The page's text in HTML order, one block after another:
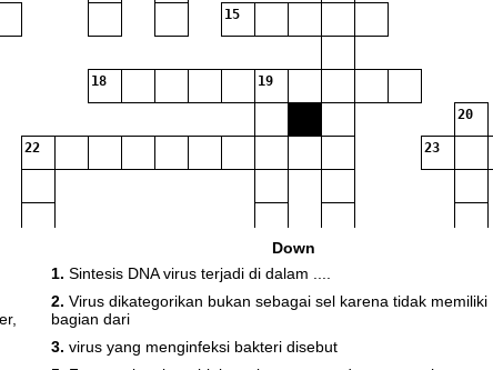
15
18 19
20
22 23
28
Down
1. Sintesis DNA virus terjadi di dalam ....
2. Virus dikategorikan bukan sebagai sel karena tidak memiliki
bagian dari
3. virus yang menginfeksi bakteri disebut